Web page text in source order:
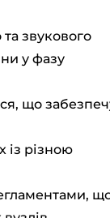
звукового
у фазу
що
із різною